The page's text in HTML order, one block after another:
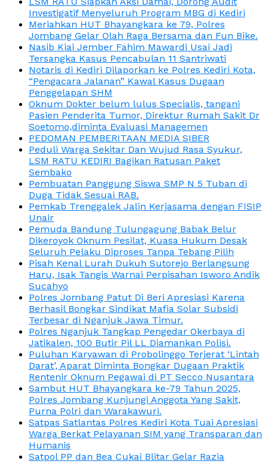
Investigatif Menyeluruh Program MBG di Kediri
Meriahkan HUT Bhayangkara ke 79, Polres
Jombang Gelar Olah Raga Bersama dan Fun Bike.
Nasib Kiai Jember Fahim Mawardi Usai Jadi
Tersangka Kasus Pencabulan 11 Santriwati
Notaris di Kediri Dilaporkan ke Polres Kediri Kota,
“Pengacara Jalanan” Kawal Kasus Dugaan
Penggelapan SHM
Oknum Dokter belum lulus Specialis, tangani
Pasien Penderita Tumor, Direktur Rumah Sakit Dr
Soetomo,diminta Evaluasi Managemen
PEDOMAN PEMBERITAAN MEDIA SIBER
Peduli Warga Sekitar Dan Wujud Rasa Syukur,
LSM RATU KEDIRI Bagikan Ratusan Paket
Sembako
Pembuatan Panggung Siswa SMP N 5 Tuban di
Duga Tidak Sesuai RAB.
Pemkab Trenggalek Jalin Kerjasama dengan FISIP
Unair
Pemuda Bandung Tulungagung Babak Belur
Dikeroyok Oknum Pesilat, Kuasa Hukum Desak
Seluruh Pelaku Diproses Tanpa Tebang Pilih
Pisah Kenal Lurah Dukuh Sutorejo Berlangsung
Haru, Isak Tangis Warnai Perpisahan Isworo Andik
Sucahyo
Polres Jombang Patut Di Beri Apresiasi Karena
Berhasil Bongkar Sindikat Mafia Solar Subsidi
Terbesar di Nganjuk Jawa Timur.
Polres Nganjuk Tangkap Pengedar Okerbaya di
Jatikalen, 100 Butir Pil LL Diamankan Polisi.
Puluhan Karyawan di Probolinggo Terjerat ‘Lintah
Darat’, Aparat Diminta Bongkar Dugaan Praktik
Rentenir Oknum Pegawai di PT Secco Nusantara
Sambut HUT Bhayangkara ke-79 Tahun 2025,
Polres Jombang Kunjungi Anggota Yang Sakit,
Purna Polri dan Warakawuri.
Satpas Satlantas Polres Kediri Kota Tuai Apresiasi
Warga Berkat Pelayanan SIM yang Transparan dan
Humanis
Satpol PP dan Bea Cukai Blitar Gelar Razia